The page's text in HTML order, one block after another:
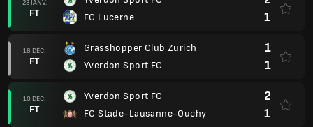
23 JANV.
FT
FC Lucerne
1
16 DÉC.
FT
Grasshopper Club Zurich
Yverdon Sport FC
1
1
10 DÉC.
FT
Yverdon Sport FC
FC Stade-Lausanne-Ouchy
2
1